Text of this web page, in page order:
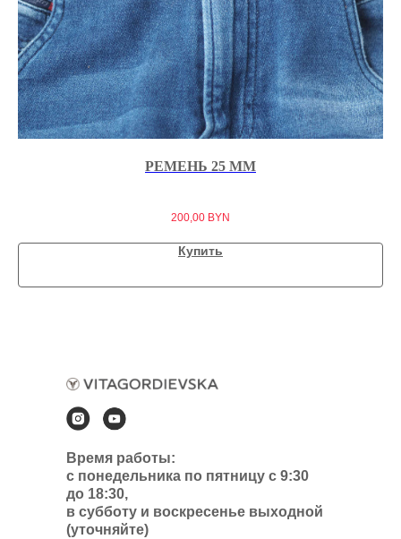
РЕМЕНЬ 25 ММ
200,00 BYN
Купить
Время работы:
с понедельника по пятницу с 9:30
до 18:30,
в субботу и воскресенье выходной
(уточняйте)